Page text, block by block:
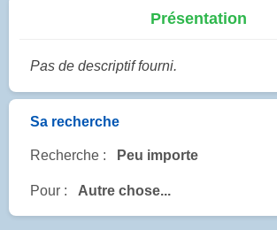
Présentation
Pas de descriptif fourni.
Sa recherche
Recherche : Peu importe
Pour : Autre chose...